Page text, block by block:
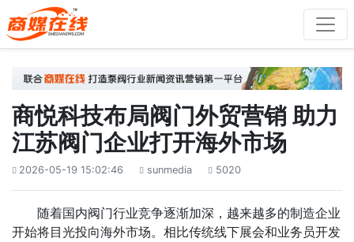
商悦科技布局阀门外贸营销 助力
江苏阀门企业打开海外市场
 2026-05-19 15:02:46  sunmedia  5020
随着国内阀门行业竞争逐渐加深，越来越多的制造企业
开始将目光投向海外市场。相比传统线下展会和业务员开发